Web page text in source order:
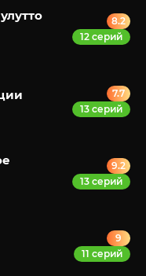
8.2
12 серий
7.7
13 серий
9.2
13 серий
9
11 серий